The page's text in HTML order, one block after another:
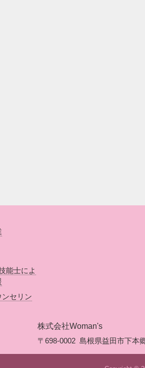
能士によ
セリン
株式会社Woman's
〒698-0002 島根県益田市下本